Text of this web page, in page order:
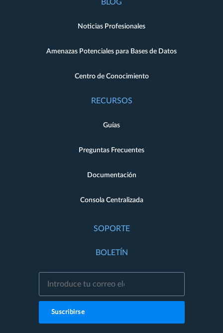
BLOG
Noticias Profesionales
Amenazas Potenciales para Bases de Datos
Centro de Conocimiento
RECURSOS
Guías
Preguntas Frecuentes
Documentación
Consola Centralizada
SOPORTE
BOLETÍN
Suscribirse